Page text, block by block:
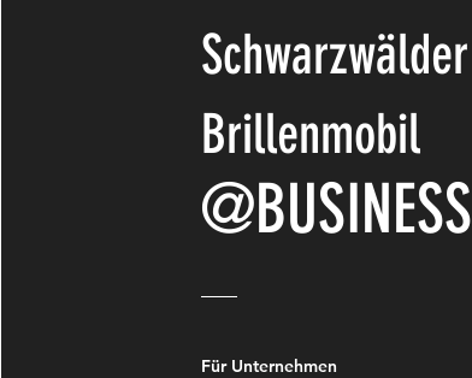
Schwarzwälder
Brillenmobil
@BUSINESS
Für Unternehmen